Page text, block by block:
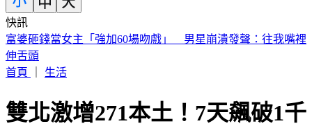
快訊
喉嚨痛如刀割！一票人狂咳3週「新冠、流感全陰」 醫曝：
這次病毒很毒
首頁
生活
雙北激增271本土！7天飆破1千